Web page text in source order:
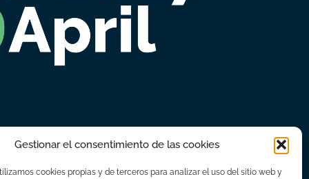
Gestionar el consentimiento de las cookies
cookies propias y de terceros para analizar el uso del sitio web y